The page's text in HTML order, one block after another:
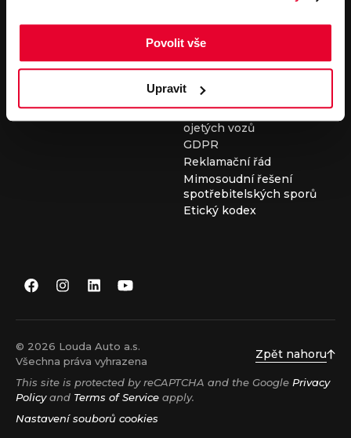
Povolit vše
Upravit
podmínky pro online
vozidel
Všeobecné obchodní
podmínky pro provádění
servisních prací
Všeobecné obchodní
podmínky při nákupu
ojetých vozů
GDPR
Reklamační řád
Mimosoudní řešení
spotřebitelských sporů
Etický kodex
© 2026 Louda Auto a.s.
Všechna práva vyhrazena
Zpět nahoru
This site is protected by reCAPTCHA and the Google Privacy
Policyand Terms of Service apply.
Nastavení souborů cookies